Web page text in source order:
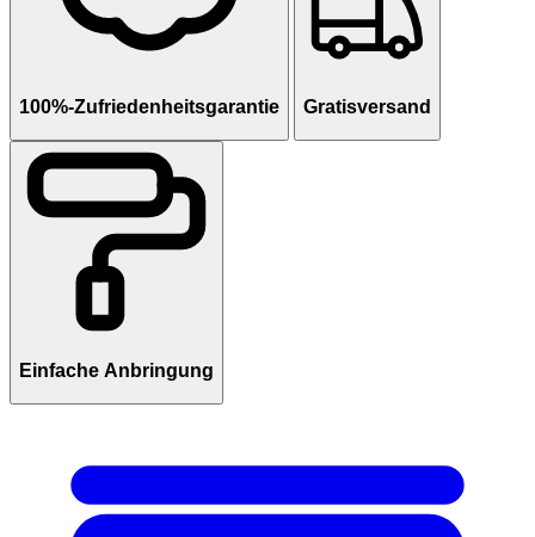
100%-Zufriedenheitsgarantie Gratisversand
Einfache Anbringung